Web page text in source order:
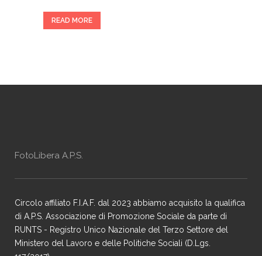
READ MORE
FotoLibera A.P.S.
Circolo affiliato F.I.A.F. dal 2023 abbiamo acquisito la qualifica
di A.P.S. Associazione di Promozione Sociale da parte di
RUNTS - Registro Unico Nazionale del Terzo Settore del
Ministero del Lavoro e delle Politiche Sociali (D.Lgs.